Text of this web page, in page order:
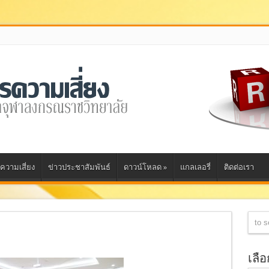
วามเสี่ยง ข่าวประชาสัมพันธ์ ดาวน์โหลด » แกลเลอรี่ ติดต่อเรา
เลื